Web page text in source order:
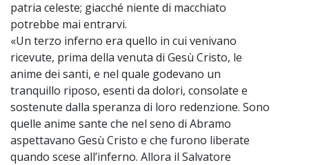
patria celeste; giacché niente di macchiato
potrebbe mai entrarvi.
«Un terzo inferno era quello in cui venivano
ricevute, prima della venuta di Gesù Cristo, le
anime dei santi, e nel quale godevano un
tranquillo riposo, esenti da dolori, consolate e
sostenute dalla speranza di loro redenzione. Sono
quelle anime sante che nel seno di Abramo
aspettavano Gesù Cristo e che furono liberate
quando scese all’inferno. Allora il Salvatore